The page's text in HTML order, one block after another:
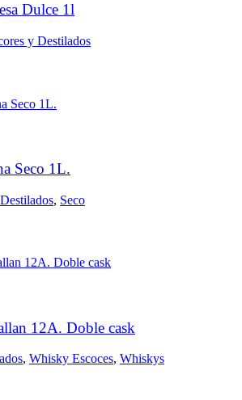
Dulce 1l
y Destilados
Seco 1L.
, Seco
12A. Doble cask
, Whisky Escoces, Whiskys